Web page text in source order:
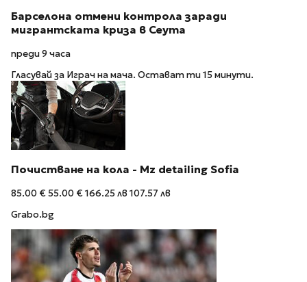
Барселона отмени контрола заради
мигрантската криза в Сеута
преди 9 часа
Гласувай за Играч на мача. Остават ти 15 минути.
Почистване на кола - Mz detailing Sofia
85.00 €55.00 €166.25 лв 107.57 лв
Grabo.bg